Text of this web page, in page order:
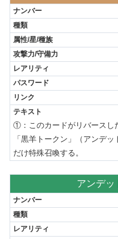
①：このカードがリバースし
「黒羊トークン」（アンデ
だけ特殊召喚する。
アンデッ